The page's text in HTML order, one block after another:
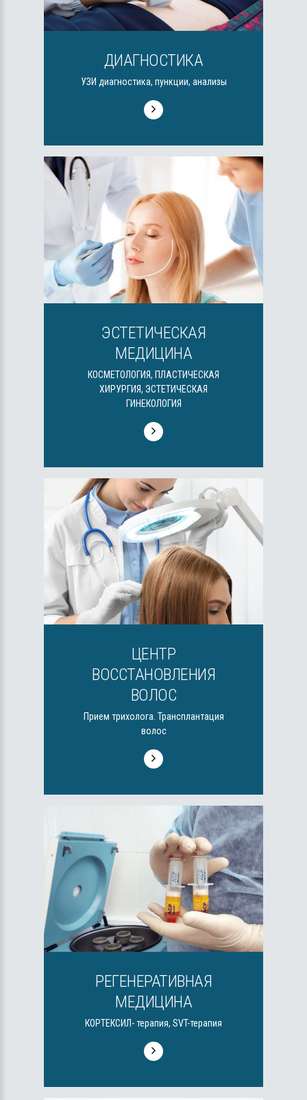
ДИАГНОСТИКА
УЗИ диагностика, пункции, анализы
ЭСТЕТИЧЕСКАЯ
МЕДИЦИНА
КОСМЕТОЛОГИЯ, ПЛАСТИЧЕСКАЯ
ХИРУРГИЯ, ЭСТЕТИЧЕСКАЯ
ГИНЕКОЛОГИЯ
ЦЕНТР
ВОССТАНОВЛЕНИЯ
ВОЛОС
Прием трихолога. Трансплантация
волос
РЕГЕНЕРАТИВНАЯ
МЕДИЦИНА
КОРТЕКСИЛ- терапия, SVT-терапия